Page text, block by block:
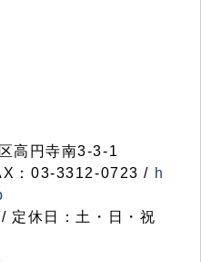
高円寺南3-3-1
：03-3312-0723 / h
定休日：土・日・祝